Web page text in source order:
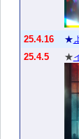
25.4.16 ★
25.4.5
★